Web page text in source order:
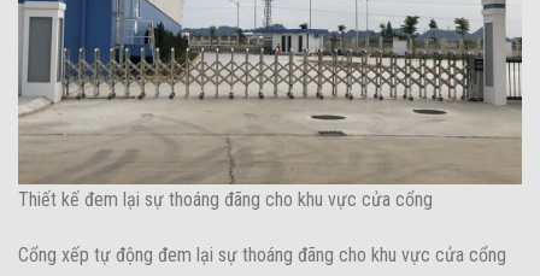
Thiết kế đem lại sự thoáng đãng cho khu vực cửa cổng
Cổng xếp tự động đem lại sự thoáng đãng cho khu vực cửa cổng